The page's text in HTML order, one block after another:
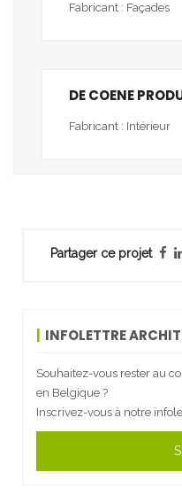
Partager ce projet
INFOLETTRE
Souhaitez-vous rester au
en Belgique ?
Inscrivez-vous à notre
Fabricant : Façades
DE COENE
Fabricant : Intérieur